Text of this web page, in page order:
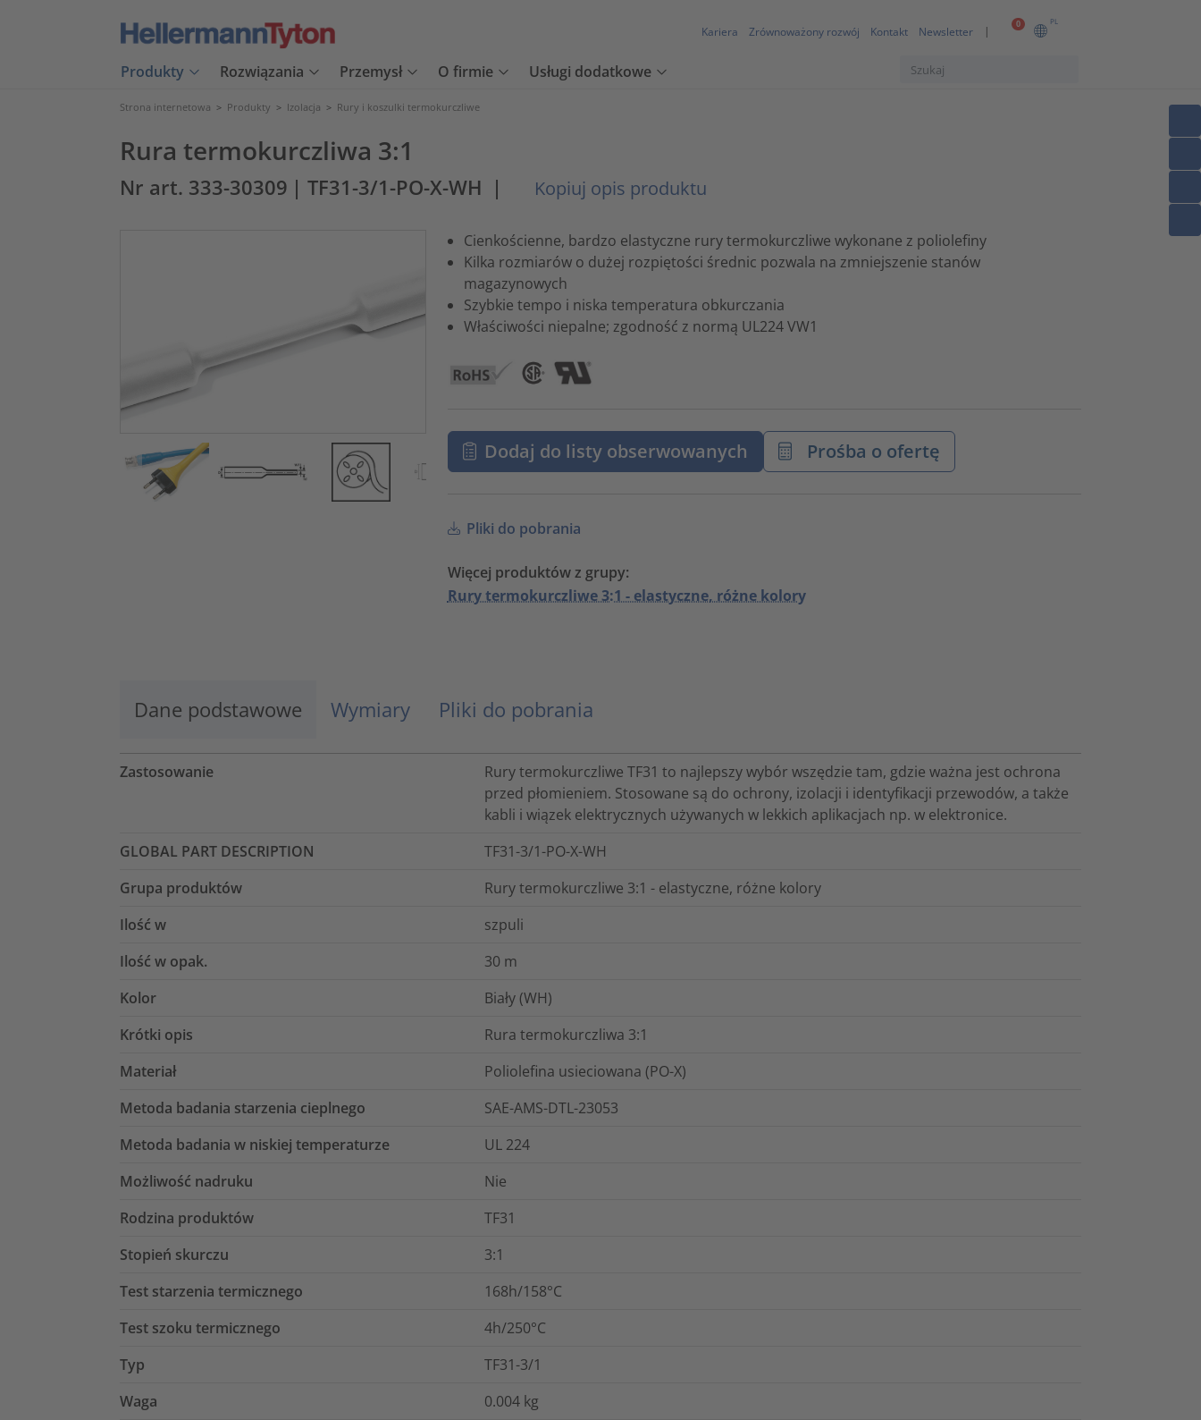
0 PL
Kariera Zrównoważony rozwój Kontakt Newsletter
Produkty Rozwiązania Przemysł O firmie Usługi dodatkowe
Strona internetowa > Produkty > Izolacja > Rury i koszulki termokurczliwe
Rura termokurczliwa 3:1
Nr art. 333-30309 | TF31-3/1-PO-X-WH | Kopiuj opis produktu
Cienkościenne, bardzo elastyczne rury termokurczliwe wykonane z poliolefiny
Kilka rozmiarów o dużej rozpiętości średnic pozwala na zmniejszenie stanów
magazynowych
Szybkie tempo i niska temperatura obkurczania
Właściwości niepalne; zgodność z normą UL224 VW1
Dodaj do listy obserwowanych Prośba o ofertę
Pliki do pobrania
Więcej produktów z grupy:
Rury termokurczliwe 3:1 - elastyczne, różne kolory
Dane podstawowe Wymiary Pliki do pobrania
Zastosowanie
Rury termokurczliwe TF31 to najlepszy wybór wszędzie tam, gdzie ważna jest ochrona
przed płomieniem. Stosowane są do ochrony, izolacji i identyfikacji przewodów, a także
kabli i wiązek elektrycznych używanych w lekkich aplikacjach np. w elektronice.
GLOBAL PART DESCRIPTION
TF31-3/1-PO-X-WH
Grupa produktów
Rury termokurczliwe 3:1 - elastyczne, różne kolory
Ilość w
szpuli
Ilość w opak.
30 m
Kolor
Biały (WH)
Krótki opis
Rura termokurczliwa 3:1
Materiał
Poliolefina usieciowana (PO-X)
Metoda badania starzenia cieplnego
SAE-AMS-DTL-23053
Metoda badania w niskiej temperaturze
UL 224
Możliwość nadruku
Nie
Rodzina produktów
TF31
Stopień skurczu
3:1
Test starzenia termicznego
168h/158°C
Test szoku termicznego
4h/250°C
Typ
TF31-3/1
Waga
0.004 kg